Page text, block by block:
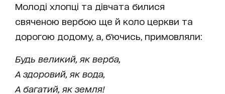
Молоді хлопці та дівчата билися
свяченою вербою ще й коло церкви та
дорогою додому, а, б'ючись, примовляли:
Будь великий, як верба,
А здоровий, як вода,
А багатий, як земля!